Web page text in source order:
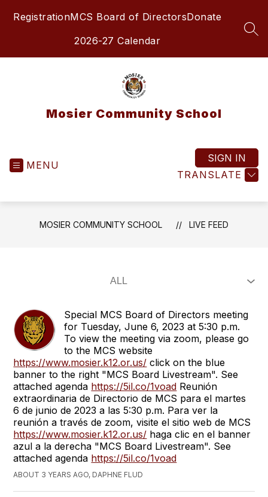
RegistrationMCS Board of DirectorsDonate
2026-27 Calendar
Mosier Community School
MENU
TRANSLATE
SIGN IN
MOSIER COMMUNITY SCHOOL LIVE FEED
Special MCS Board of Directors meeting
for Tuesday, June 6, 2023 at 5:30 p.m.
To view the meeting via zoom, please go
to the MCS website
https://www.mosier.k12.or.us/ click on the blue
banner to the right "MCS Board Livestream". See
attached agenda https://5il.co/1voad Reunión
extraordinaria de Directorio de MCS para el martes
6 de junio de 2023 a las 5:30 p.m. Para ver la
reunión a través de zoom, visite el sitio web de MCS
https://www.mosier.k12.or.us/ haga clic en el banner
azul a la derecha "MCS Board Livestream". See
attached agenda https://5il.co/1voad
ABOUT 3 YEARS AGO, DAPHNE FLUD